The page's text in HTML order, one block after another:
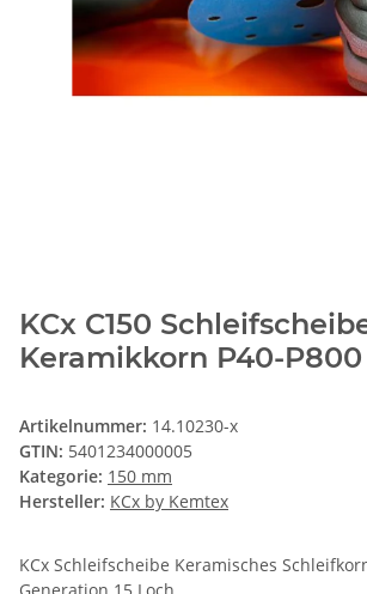
KCx C150
Keramikkorn P40-P800
Artikelnummer: 14.10230-x
GTIN: 5401234000005
Kategorie: 150 mm
Hersteller: KCx by Kemtex
KCx Schleifscheibe Keramisches